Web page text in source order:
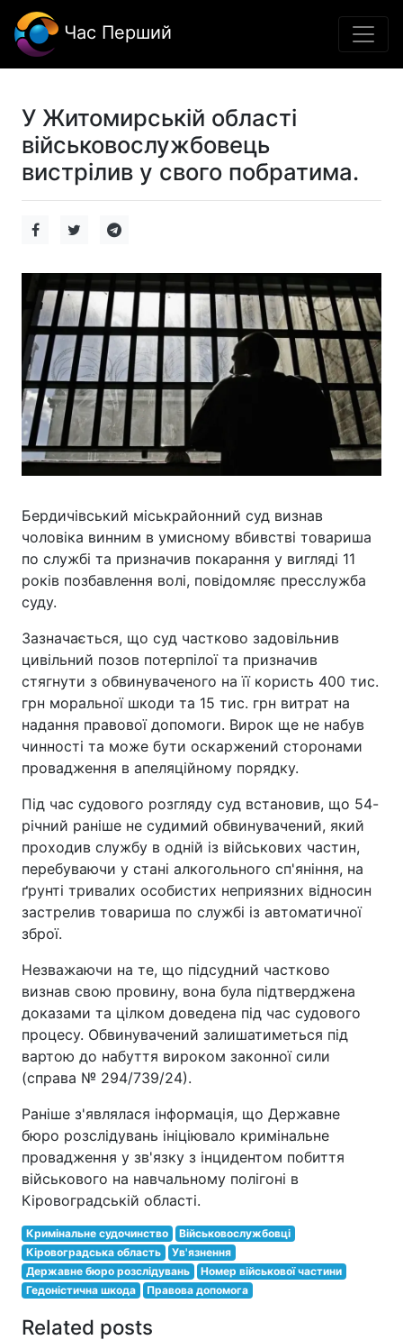
Час Перший
У Житомирській області
військовослужбовець
вистрілив у свого побратима.
Бердичівський міськрайонний суд визнав
чоловіка винним в умисному вбивстві товариша
по службі та призначив покарання у вигляді 11
років позбавлення волі, повідомляє пресслужба
суду.
Зазначається, що суд частково задовільнив
цивільний позов потерпілої та призначив
стягнути з обвинуваченого на її користь 400 тис.
грн моральної шкоди та 15 тис. грн витрат на
надання правової допомоги. Вирок ще не набув
чинності та може бути оскаржений сторонами
провадження в апеляційному порядку.
Під час судового розгляду суд встановив, що 54-
річний раніше не судимий обвинувачений, який
проходив службу в одній із військових частин,
перебуваючи у стані алкогольного сп'яніння, на
ґрунті тривалих особистих неприязних відносин
застрелив товариша по службі із автоматичної
зброї.
Незважаючи на те, що підсудний частково
визнав свою провину, вона була підтверджена
доказами та цілком доведена під час судового
процесу. Обвинувачений залишатиметься під
вартою до набуття вироком законної сили
(справа № 294/739/24).
Раніше з'являлася інформація, що Державне
бюро розслідувань ініціювало кримінальне
провадження у зв'язку з інцидентом побиття
військового на навчальному полігоні в
Кіровоградській області.
Кримінальне судочинство
Військовослужбовці
Кіровоградська область
Ув'язнення
Державне бюро розслідувань
Номер військової частини
Гедоністична шкода
Правова допомога
Related posts